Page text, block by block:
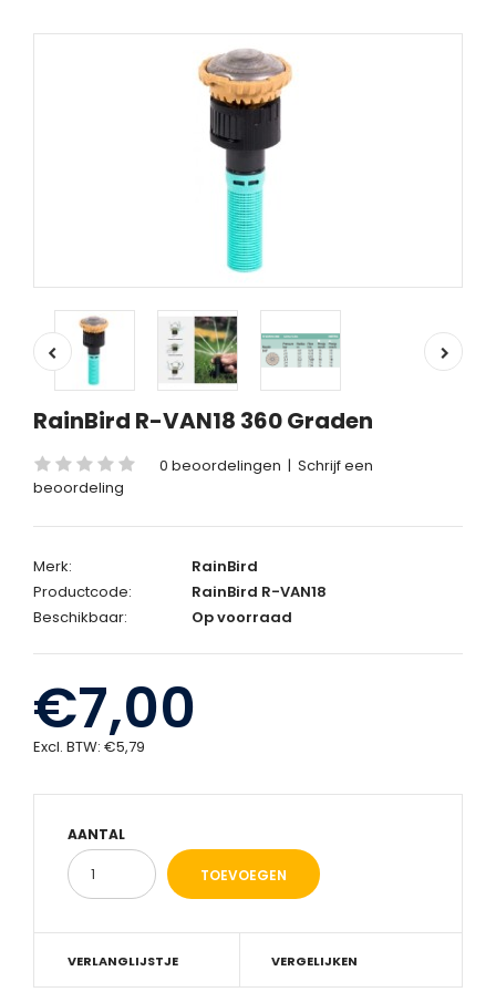
RainBird R-VAN18 360 Graden
0 beoordelingen | Schrijf een
beoordeling
Merk:
RainBird
Productcode:
RainBird R-VAN18
Beschikbaar:
Op voorraad
€7,00
Excl. BTW: €5,79
AANTAL
VERLANGLIJSTJE VERGELIJKEN